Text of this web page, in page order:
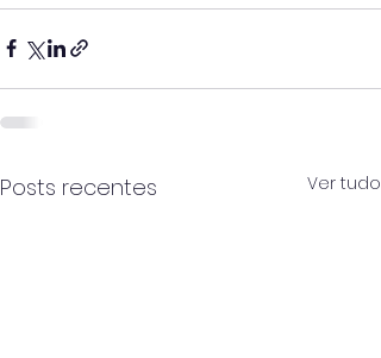
Posts recentes Ver tudo